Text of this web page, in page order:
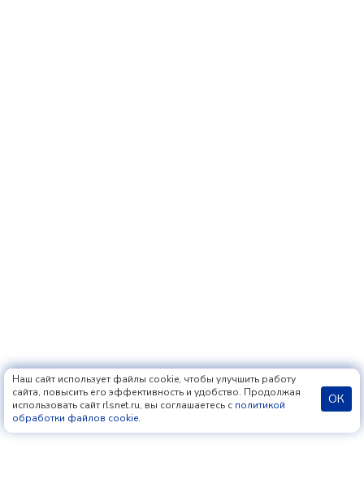
Наш сайт использует файлы cookie, чтобы улучшить работу
сайта, повысить его эффективность и удобство. Продолжая
использовать сайт rlsnet.ru, вы соглашаетесь с политикой
обработки файлов cookie.
ОК